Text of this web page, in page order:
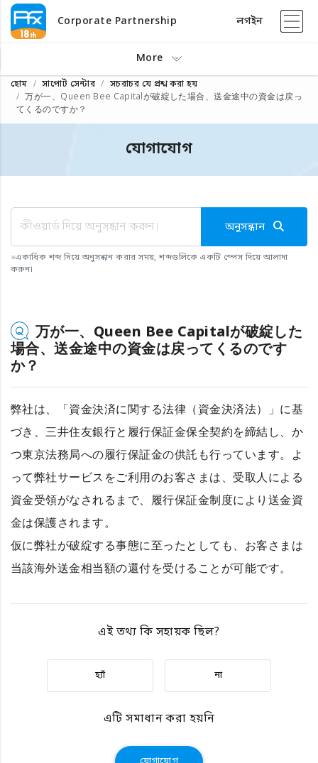
Corporate Partnership লগইন
More
হোম সাপোর্ট সেন্টার
সচরাচর যে প্রশ্ন করা হয়
万が一、Queen Bee Capitalが破綻した場合、送金途中の資金は戻っ
てくるのですか？
যোগাযোগ
অনুসন্ধান
※একাধিক শব্দ দিয়ে অনুসন্ধান করার সময়, শব্দগুলিকে একটি স্পেস দিয়ে আলাদা
করুন।
万が一、Queen Bee Capitalが破綻した
場合、送金途中の資金は戻ってくるのです
か？
弊社は、「資金決済に関する法律（資金決済法）」に基
づき、三井住友銀行と履行保証金保全契約を締結し、か
つ東京法務局への履行保証金の供託も行っています。よ
って弊社サービスをご利用のお客さまは、受取人による
資金受領がなされるまで、履行保証金制度により送金資
金は保護されます。
仮に弊社が破綻する事態に至ったとしても、お客さまは
当該海外送金相当額の還付を受けることが可能です。
এই তথ্য কি সহায়ক ছিল?
হ্যাঁ না
এটি সমাধান করা হয়নি